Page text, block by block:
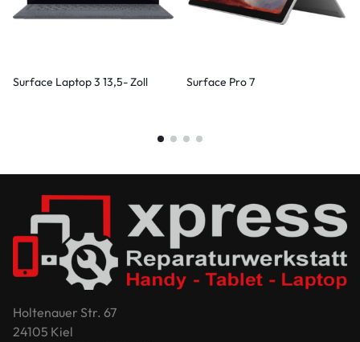
Surface Laptop 3 13,5- Zoll Surface Pro 7
Holtenauer Str. 67
24105 Kiel